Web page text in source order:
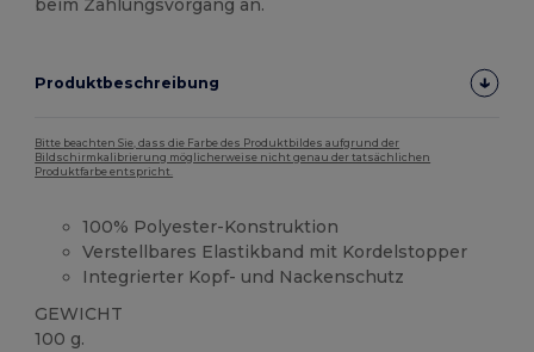
beim Zahlungsvorgang an.
Produktbeschreibung
Bitte beachten Sie, dass die Farbe des Produktbildes aufgrund der
Bildschirmkalibrierung möglicherweise nicht genau der tatsächlichen
Produktfarbe entspricht.
100% Polyester-Konstruktion
Verstellbares Elastikband mit Kordelstopper
Integrierter Kopf- und Nackenschutz
GEWICHT
100 g.